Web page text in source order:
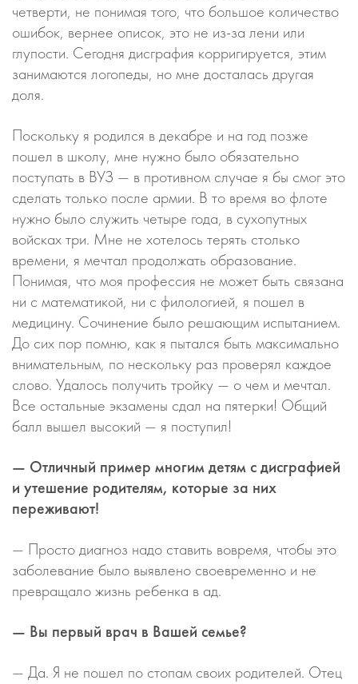
четверти, не понимая того, что большое количество
ошибок, вернее описок, это не из-за лени или
глупости. Сегодня дисграфия корригируется, этим
занимаются логопеды, но мне досталась другая
доля.
Поскольку я родился в декабре и на год позже
пошел в школу, мне нужно было обязательно
поступать в ВУЗ — в противном случае я бы смог это
сделать только после армии. В то время во флоте
нужно было служить четыре года, в сухопутных
войсках три. Мне не хотелось терять столько
времени, я мечтал продолжать образование.
Понимая, что моя профессия не может быть связана
ни с математикой, ни с филологией, я пошел в
медицину. Сочинение было решающим испытанием.
До сих пор помню, как я пытался быть максимально
внимательным, по нескольку раз проверял каждое
слово. Удалось получить тройку — о чем и мечтал.
Все остальные экзамены сдал на пятерки! Общий
балл вышел высокий — я поступил!
— Отличный пример многим детям с дисграфией
и утешение родителям, которые за них
переживают!
— Просто диагноз надо ставить вовремя, чтобы это
заболевание было выявлено своевременно и не
превращало жизнь ребенка в ад.
— Вы первый врач в Вашей семье?
— Да. Я не пошел по стопам своих родителей. Отец